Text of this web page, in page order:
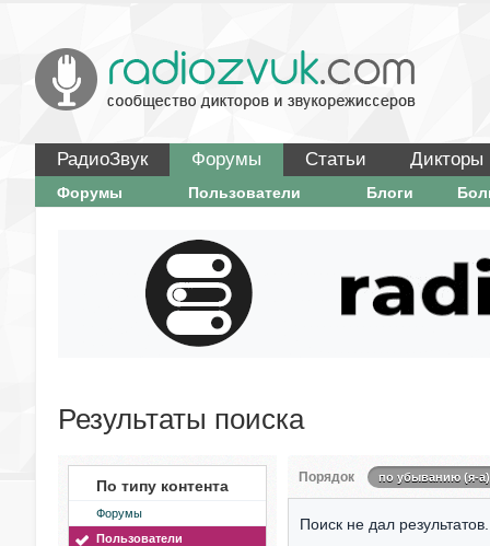
РадиоЗвук Форумы Статьи Дикторы
Форумы Пользователи Блоги
Результаты поиска
По типу контента
Форумы
Пользователи
Порядок по убыванию (я-а)
Поиск не дал результатов.